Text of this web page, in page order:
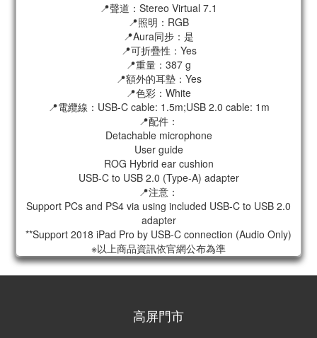
📍聲道：Stereo Virtual 7.1
📍照明：RGB
📍Aura同步：是
📍可折疊性：Yes
📍重量：387 g
📍額外的耳墊：Yes
📍色彩：White
📍電纜線：USB-C cable: 1.5m;USB 2.0 cable: 1m
📍配件：
Detachable microphone
User guide
ROG Hybrid ear cushion
USB-C to USB 2.0 (Type-A) adapter
📍注意：
Support PCs and PS4 via using included USB-C to USB 2.0
adapter
**Support 2018 iPad Pro by USB-C connection (Audio Only)
※以上商品資訊依官網公布為準
高屏門市